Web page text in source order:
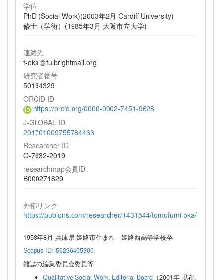
学位
PhD (Social Work)(2003年2月 Cardiff University)
修士（学術）(1985年3月 大阪市立大学)
連絡先
t-oka
fulbrightmail.org
研究者番号
50194329
ORCID ID
https://orcid.org/0000-0002-7451-9628
J-GLOBAL ID
201701009755784433
Researcher ID
O-7632-2019
researchmap会員ID
B000271829
外部リンク
https://publons.com/researcher/1431544/tomofumi-oka/
1958年8月 兵庫県 姫路市生まれ 姫路西高等学校卒
Scopus ID: 56236405300
雑誌の編集委員会委員等
Qualitative Social Work, Editorial Board （2001年-現在,